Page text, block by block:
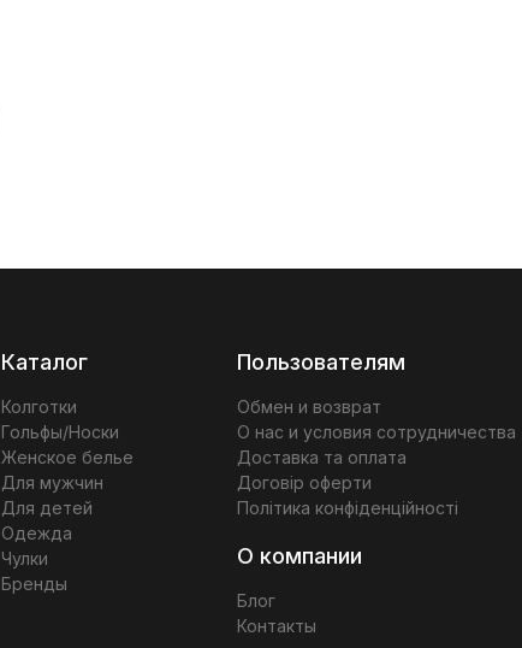
Каталог
Колготки
Гольфы/Носки
Женское белье
Для мужчин
Для детей
Одежда
Чулки
Бренды
Пользователям
Обмен и возврат
О нас и условия сотрудничества
Доставка та оплата
Договір оферти
Політика конфіденційності
О компании
Блог
Контакты